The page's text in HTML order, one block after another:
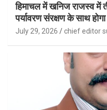
हिमाचल में खनिज राजस्व में
पर्यावरण संरक्षण के साथ
July 29, 2026 chief editor